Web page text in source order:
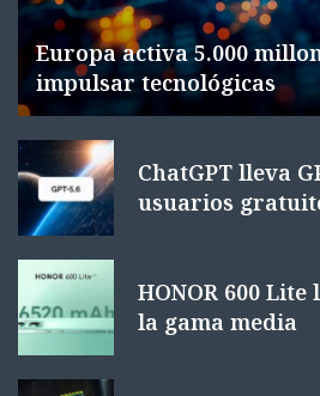
Europa activa 5.000
impulsar tecnológicas
ChatGPT lleva
usuarios
HONOR 600
la gama media